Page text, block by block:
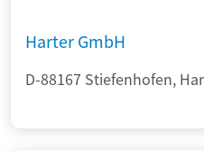
Harter GmbH
D-88167 Stiefenhofen,